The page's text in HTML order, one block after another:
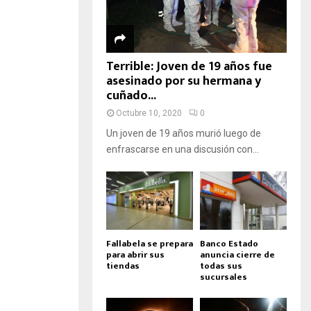
Terrible: Joven de 19 años fue
asesinado por su hermana y
cuñado...
Octubre 10, 2020 0
Un joven de 19 años murió luego de
enfrascarse en una discusión con...
Fallabela se prepara
para abrir sus
tiendas
Banco Estado
anuncia cierre de
todas sus
sucursales